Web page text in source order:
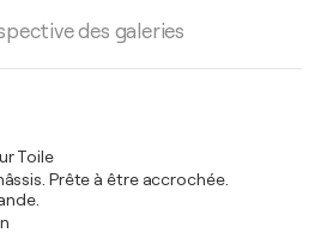
des galeries
Toile
Prête à être accrochée.